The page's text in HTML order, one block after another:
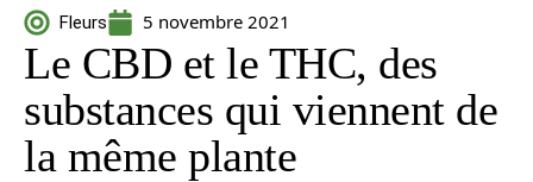
Fleurs 5 novembre 2021
Le CBD et le THC, des
substances qui viennent de
la même plante